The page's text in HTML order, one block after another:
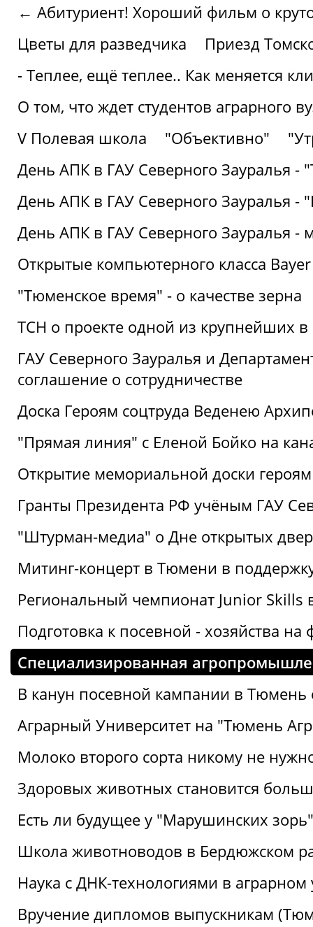
← Абитуриент! Хороший фильм о
Цветы для разведчика
Приезд
- Теплее, ещё теплее.. Как меняется
О том, что ждет студентов аграрного
V Полевая школа
"Объективно"
День АПК в ГАУ Северного Зауралья -
День АПК в ГАУ Северного Зауралья -
День АПК в ГАУ Северного Зауралья -
Открытые компьютерного класса Bayer
"Тюменское время" - о качестве зерна
ТСН о проекте одной из крупнейших
ГАУ Северного Зауралья и
соглашение о сотрудничестве
Доска Героям соцтруда Веденею
"Прямая линия" с Еленой Бойко на
Открытие мемориальной доски
Гранты Президента РФ учёным ГАУ
"Штурман-медиа" о Дне открытых
Митинг-концерт в Тюмени в
Региональный чемпионат Junior Skills
Подготовка к посевной - хозяйства
Специализированная
В канун посевной кампании в Тюмень
Аграрный Университет на "Тюмень
Молоко второго сорта никому не
Здоровых животных становится
Есть ли будущее у "Марушинских
Школа животноводов в Бердюжском
Наука с ДНК-технологиями в аграрном
Вручение дипломов выпускникам